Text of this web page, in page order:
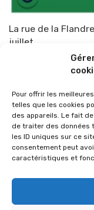
Pour offrir les
telles que les cookies
des appareils. Le fait
de traiter des données
les ID uniques sur ce
consentement peut
caractéristiques et
La rue de la
juillet
TOP-PARENTS 1